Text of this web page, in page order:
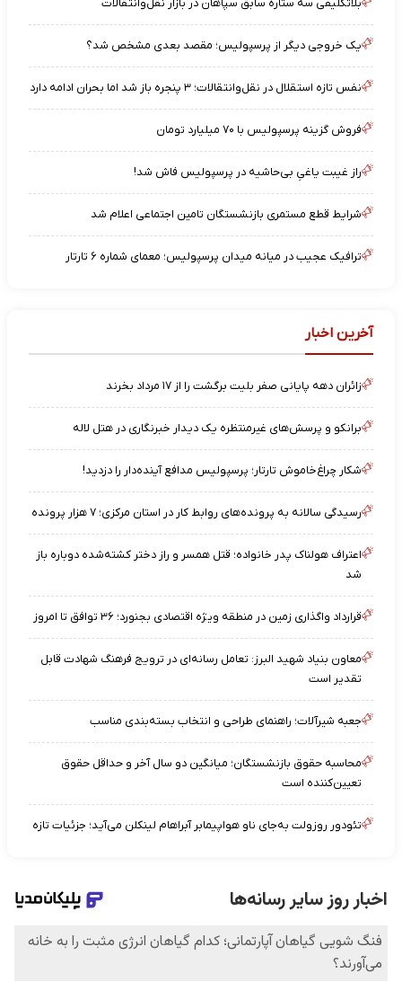
یک خروجی دیگر از پرسپولیس؛ مقصد بعدی مشخص شد؟
نفس تازه استقلال در نقل‌وانتقالات؛ ۳ پنجره باز شد اما بحران ادامه دارد
فروش گزینه پرسپولیس با ۷۰ میلیارد تومان
راز غیبت یاغیِ بی‌حاشیه در پرسپولیس فاش شد!
شرایط قطع مستمری بازنشستگان تامین اجتماعی اعلام شد
ترافیک عجیب در میانه میدان پرسپولیس؛ معمای شماره ۶ تارتار
آخرین اخبار
زائران دهه پایانی صفر بلیت برگشت را از ۱۷ مرداد بخرند
برانکو و پرسش‌های غیرمنتظره یک دیدار خبرنگاری در هتل لاله
شکار چراغ‌خاموش تارتار؛ پرسپولیس مدافع آینده‌دار را دزدید!
رسیدگی سالانه به پرونده‌های روابط کار در استان مرکزی؛ ۷ هزار پرونده
اعتراف هولناک پدر خانواده؛ قتل همسر و راز دختر کشته‌شده دوباره باز
شد
قرارداد واگذاری زمین در منطقه ویژه اقتصادی بجنورد؛ ۳۶ توافق تا امروز
معاون بنیاد شهید البرز: تعامل رسانه‌ای در ترویج فرهنگ شهادت قابل
تقدیر است
جعبه شیرآلات؛ راهنمای طراحی و انتخاب بسته‌بندی مناسب
محاسبه حقوق بازنشستگان؛ میانگین دو سال آخر و حداقل حقوق
تعیین‌کننده است
تئودور روزولت به‌جای ناو هواپیمابر آبراهام لینکلن می‌آید؛ جزئیات تازه